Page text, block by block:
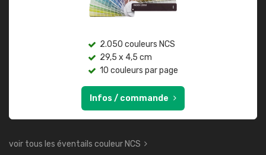
2.050 couleurs NCS
29,5 x 4,5 cm
10 couleurs par page
Infos / commande
voir tous les éventails couleur NCS